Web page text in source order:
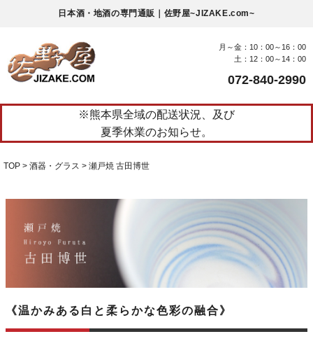
日本酒・地酒の専門通販｜佐野屋~JIZAKE.com~
月～金：10：00～16：00
土：12：00～14：00
072-840-2990
※熊本県全域の配送状況、及び
夏季休業のお知らせ。
TOP 酒器・グラス 瀬戸焼 古田博世
《温かみある白と柔らかな色彩の融合》